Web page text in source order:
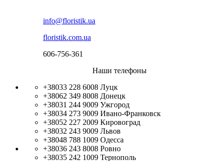
info@floristik.ua
floristik.com.ua
606-756-361
Наши телефоны
+38033 228 6008 Луцк
+38062 349 8008 Донецк
+38031 244 9009 Ужгород
+38034 273 9009 Ивано-Франковск
+38052 227 2009 Кировоград
+38032 243 9009 Львов
+38048 788 1009 Одесса
+38036 243 8008 Ровно
+38035 242 1009 Тернополь